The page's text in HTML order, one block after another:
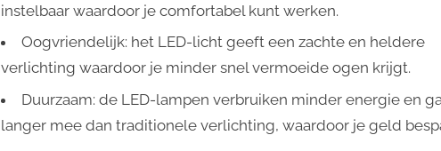
instelbaar waardoor je comfortabel kunt werken.
Oogvriendelijk: het LED-licht geeft een zachte en heldere
verlichting waardoor je minder snel vermoeide ogen krijgt.
Duurzaam: de LED-lampen verbruiken minder energie en
langer mee dan traditionele verlichting, waardoor je geld